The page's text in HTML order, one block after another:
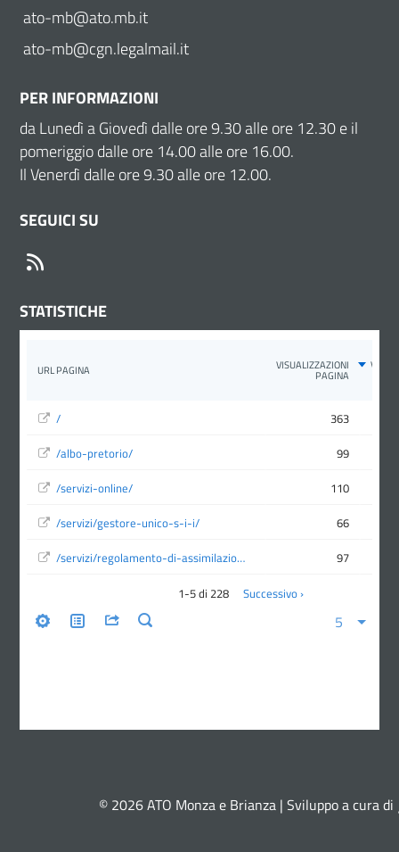
ato-mb@ato.mb.it
ato-mb@cgn.legalmail.it
PER INFORMAZIONI
da Lunedì a Giovedì dalle ore 9.30 alle ore 12.30 e il
pomeriggio dalle ore 14.00 alle ore 16.00.
Il Venerdì dalle ore 9.30 alle ore 12.00.
SEGUICI SU
STATISTICHE
© 2026 ATO Monza e Brianza | Sviluppo a cura di